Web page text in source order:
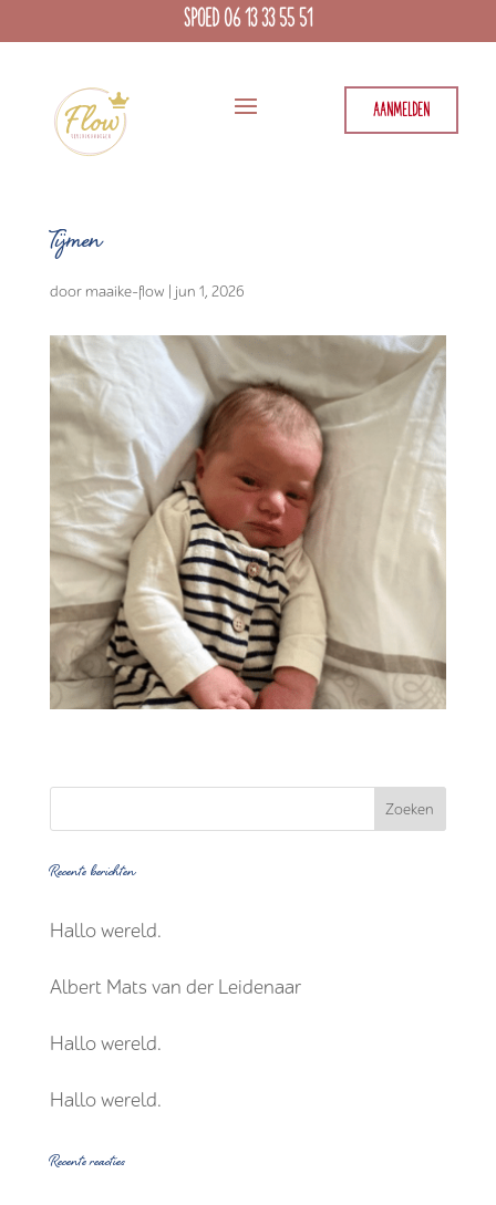
SPOED 06 13 33 55 51
AANMELDEN
Tijmen
door maaike-flow | jun 1, 2026
Recente berichten
Hallo wereld.
Albert Mats van der Leidenaar
Hallo wereld.
Hallo wereld.
Recente reacties